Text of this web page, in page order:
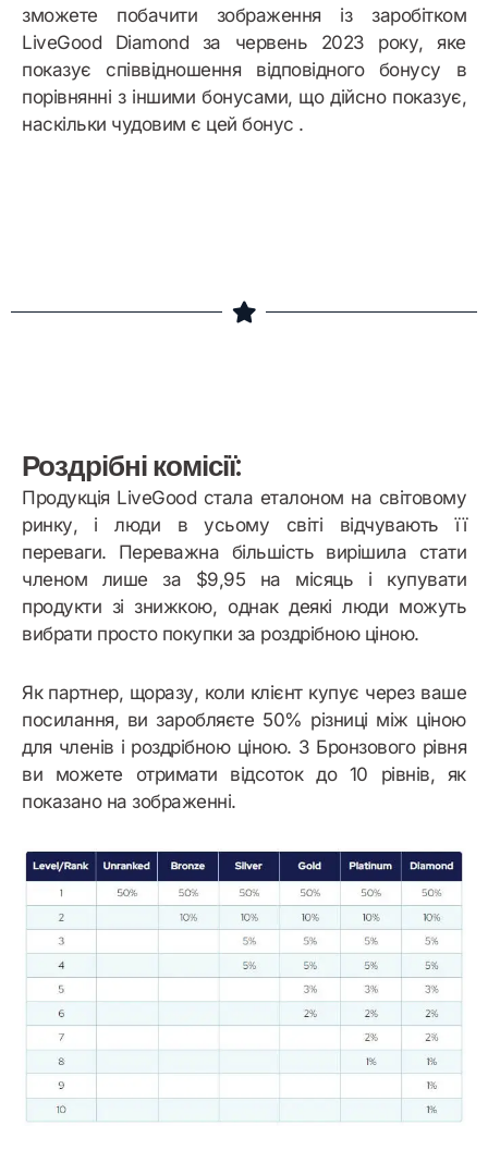
зможете побачити зображення із заробітком
LiveGood Diamond за червень 2023 року, яке
показує співвідношення відповідного бонусу в
порівнянні з іншими бонусами, що дійсно показує,
наскільки чудовим є цей бонус .
Роздрібні комісії:
Продукція LiveGood стала еталоном на світовому
ринку, і люди в усьому світі відчувають її
переваги. Переважна більшість вирішила стати
членом лише за $9,95 на місяць і купувати
продукти зі знижкою, однак деякі люди можуть
вибрати просто покупки за роздрібною ціною.
Як партнер, щоразу, коли клієнт купує через ваше
посилання, ви заробляєте 50% різниці між ціною
для членів і роздрібною ціною. З Бронзового рівня
ви можете отримати відсоток до 10 рівнів, як
показано на зображенні.